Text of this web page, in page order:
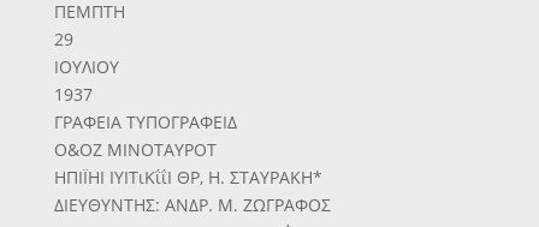
ΠΕΜΠΤΗ
29
ΙΟΥΛΙΟΥ
1937
ΓΡΑΦΕΙΑ ΤΥΠΟΓΡΑΦΕΙΔ
Ο&ΟΖ ΜΙΝΟΤΑΥΡΟΤ
ΗΠΙΪΗΙ ΙΥΙΤιΚΐΐΙ ΘΡ, Η. ΣΤΑΥΡΑΚΗ*
ΔΙΕΥΘΥΝΤΗΣ: ΑΝΔΡ. Μ. ΖΩΓΡΑΦΟΣ